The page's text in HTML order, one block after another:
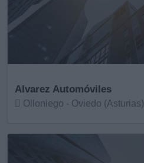
Alvarez Automóviles
Olloniego - Oviedo (Asturias)